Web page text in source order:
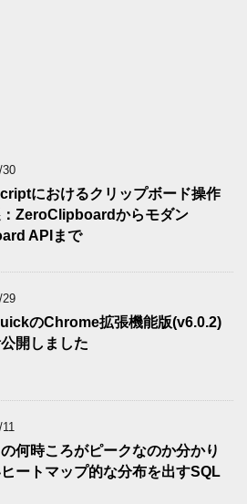
30
におけるクリップボード操作
ZeroClipboardからモダン
APIまで
29
のChrome拡張機能版(v6.0.2)
開しました
何時ころがピークなのか分かり
ートマップ的な分布を出すSQL